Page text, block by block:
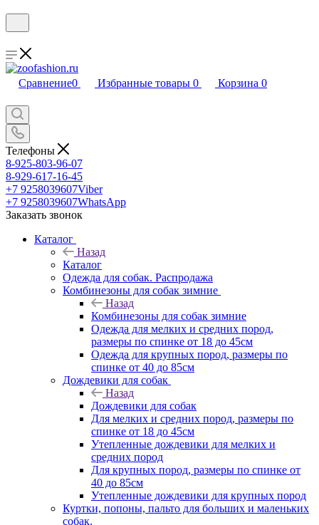
Сравнение0 Избранные товары 0 Корзина 0
Телефоны
8-925-803-96-07
8-929-617-16-45
+7 9258039607Viber
+7 9258039607WhatsApp
Заказать звонок
Каталог
Назад
Каталог
Одежда для собак. Распродажа
Комбинезоны для собак зимние
Назад
Комбинезоны для собак зимние
Одежда для мелких и средних пород,
размеры по спинке от 18 до 45см
Одежда для крупных пород, размеры по
спинке от 40 до 85см
Дождевики для собак
Назад
Дождевики для собак
Для мелких и средних пород, размеры по
спинке от 18 до 45см
Утепленные дождевики для мелких и
средних пород
Для крупных пород, размеры по спинке от
40 до 85см
Утепленные дождевики для крупных пород
Куртки, попоны, пальто для больших и маленьких
собак.